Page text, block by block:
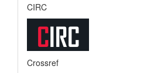
CIRC
Crossref